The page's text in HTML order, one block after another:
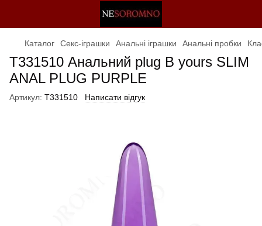
Каталог Секс-іграшки Анальні іграшки Анальні пробки
T331510 Анальний plug B yours SLIM
ANAL PLUG PURPLE
Артикул: T331510 Написати відгук